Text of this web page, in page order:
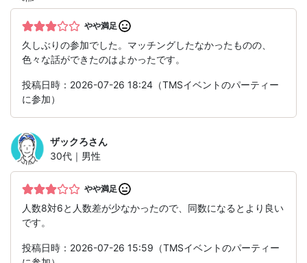
やや満足
久しぶりの参加でした。マッチングしたなかったものの、
色々な話ができたのはよかったです。
投稿日時：2026-07-26 18:24（TMSイベントのパーティー
に参加）
ザックろさん
30代｜男性
やや満足
人数8対6と人数差が少なかったので、同数になるとより良い
です。
投稿日時：2026-07-26 15:59（TMSイベントのパーティー